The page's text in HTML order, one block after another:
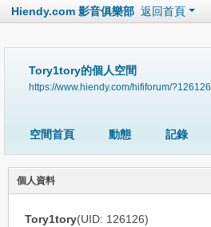
Hiendy.com 影音俱樂部 返回首頁
Tory1tory的個人空間
https://www.hiendy.com/hififorum/?126126
空間首頁 動態 記錄
個人資料
Tory1tory(UID: 126126)